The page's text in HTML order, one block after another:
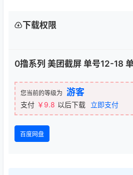
下载权限
0撸系列 美团截屏 单号12-18
您当前的等级为 游客
支付 ￥9.8 以后下载 立即支付
百度网盘